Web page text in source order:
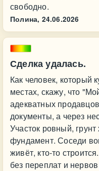
свободно.
Полина, 24.06.2026
Сделка удалась.
Как человек, который
местах, скажу, что
адекватных
документы, а через
Участок ровный,
фундамент. Соседи
живёт, кто-то
без переплат и